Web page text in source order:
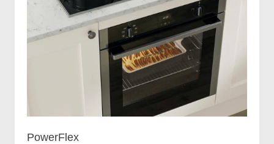
PowerFlex